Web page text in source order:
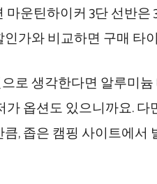
마운틴하이커 3단 선반은
가와 비교하면 구매 타
로 생각한다면 알루미
가 옵션도 있으니까요.
, 좁은 캠핑 사이트에